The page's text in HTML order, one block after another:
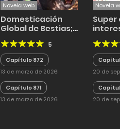
Novela web
Domesticación
Global de Bestias;
Puedo Ver las
Rutas de Evolución
5
Capítulo 872
13 de marzo de 2026
Capítulo 871
13 de marzo de 2026
Novela
20 de
20 de